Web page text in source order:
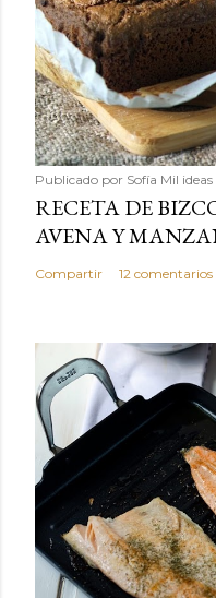
Publicado por Sofía Mil
RECETA DE
AVENA Y
Compartir 12 comentarios